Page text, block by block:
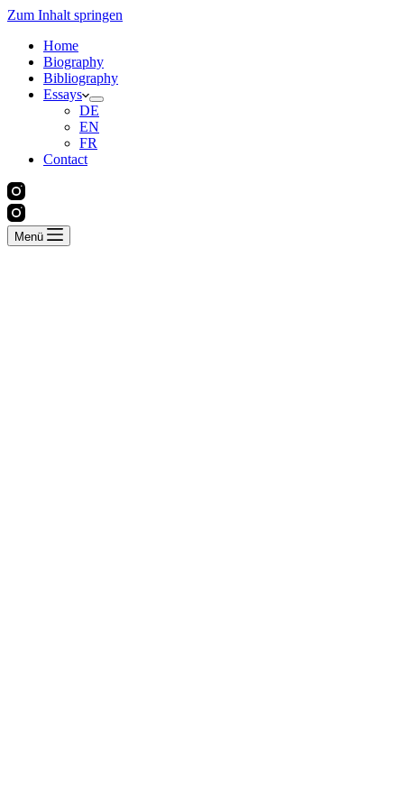
Zum Inhalt springen
Home
Biography
Bibliography
Essays
DE
EN
FR
Contact
Menü